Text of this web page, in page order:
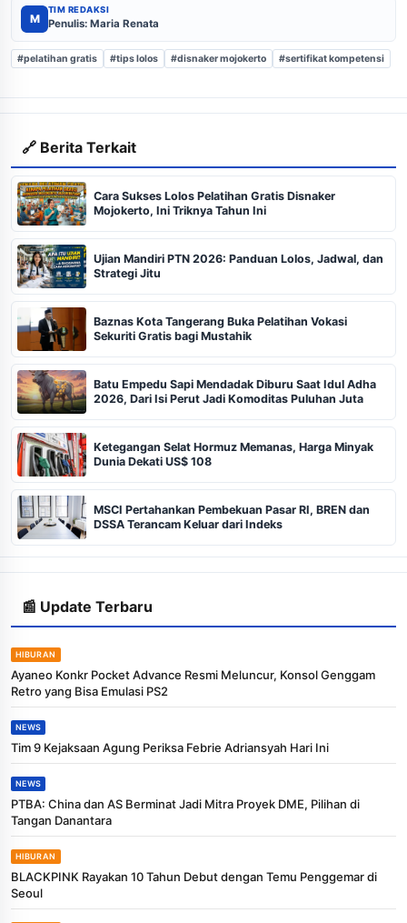
M
TIM REDAKSI
Penulis: Maria Renata
#pelatihan gratis #tips lolos #disnaker mojokerto #sertifikat kompetensi
🔗 Berita Terkait
Cara Sukses Lolos Pelatihan Gratis Disnaker
Mojokerto, Ini Triknya Tahun Ini
Ujian Mandiri PTN 2026: Panduan Lolos, Jadwal, dan
Strategi Jitu
Baznas Kota Tangerang Buka Pelatihan Vokasi
Sekuriti Gratis bagi Mustahik
Batu Empedu Sapi Mendadak Diburu Saat Idul Adha
2026, Dari Isi Perut Jadi Komoditas Puluhan Juta
Ketegangan Selat Hormuz Memanas, Harga Minyak
Dunia Dekati US$ 108
MSCI Pertahankan Pembekuan Pasar RI, BREN dan
DSSA Terancam Keluar dari Indeks
📰 Update Terbaru
HIBURAN
Ayaneo Konkr Pocket Advance Resmi Meluncur, Konsol Genggam
Retro yang Bisa Emulasi PS2
NEWS
Tim 9 Kejaksaan Agung Periksa Febrie Adriansyah Hari Ini
NEWS
PTBA: China dan AS Berminat Jadi Mitra Proyek DME, Pilihan di
Tangan Danantara
HIBURAN
BLACKPINK Rayakan 10 Tahun Debut dengan Temu Penggemar di
Seoul